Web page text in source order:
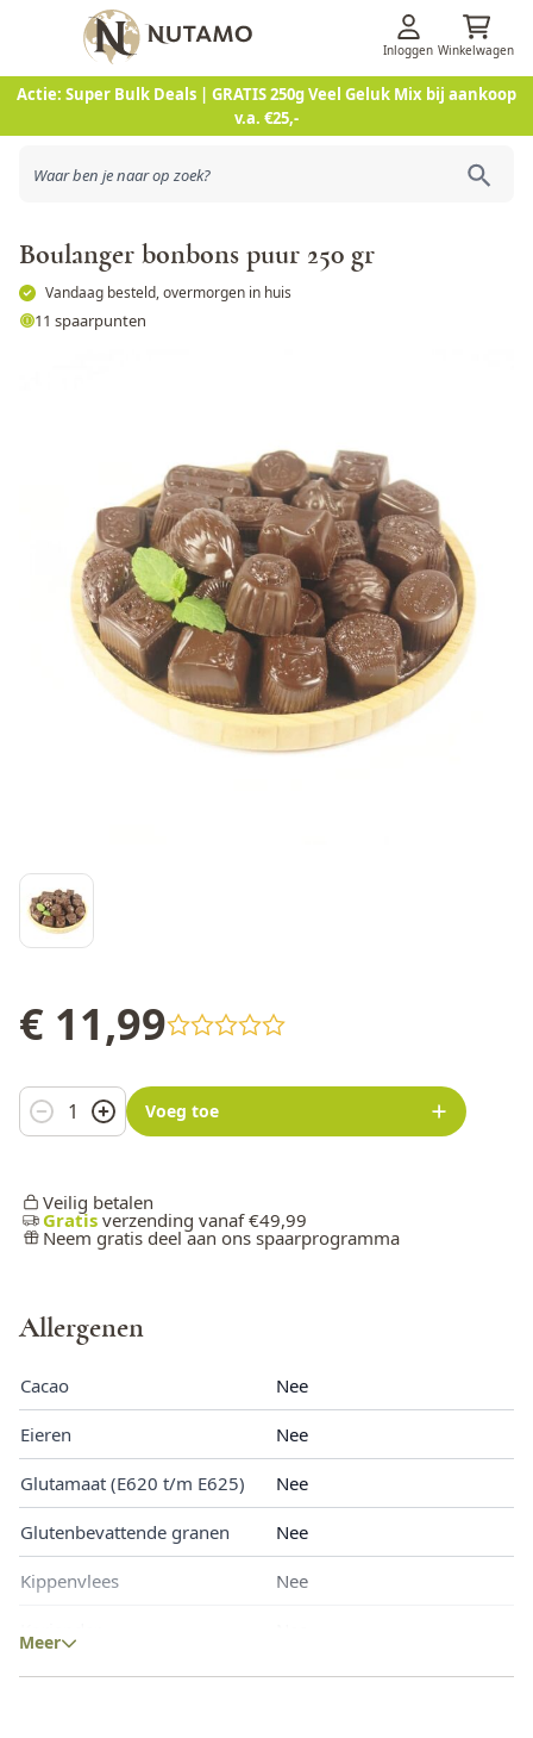
Actie: Super Bulk Deals | GRATIS 250g Veel Geluk Mix bij aankoop
v.a. €25,-
Ga naar de inhoud
Inloggen Winkelwagen
Boulanger bonbons puur 250 gr
Vandaag besteld, overmorgen in huis
11 spaarpunten
€ 11,99
Aantal Voeg toe
Veilig betalen
Gratis verzending vanaf €49,99
Neem gratis deel aan ons spaarprogramma
Allergenen
Cacao Nee
Eieren Nee
Glutamaat (E620 t/m E625) Nee
Glutenbevattende granen Nee
Kippenvlees Nee
Lupine Nee
Meer